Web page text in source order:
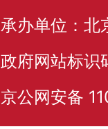
承办单位：北
政府网站标识
京公网安备